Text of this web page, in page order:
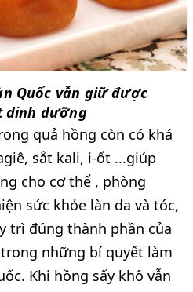
Quốc vẫn giữ được
dinh dưỡng
quả hồng còn có khá
sắt kali, i-ốt ...giúp
cho cơ thể , phòng
sức khỏe làn da và tóc,
trì đúng thành phần của
những bí quyết làm
Khi hồng sấy khô vẫn